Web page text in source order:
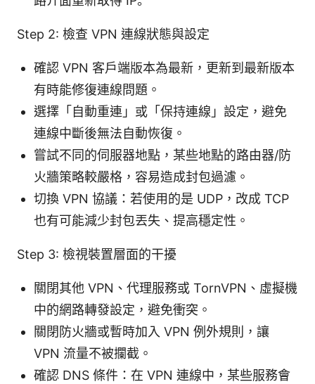
Step 2: 檢查 VPN 連線狀態與設定
確認 VPN 客戶端版本為最新，更新到最新版本
有時能修復連線問題。
選擇「自動重連」或「保持連線」設定，避免
連線中斷後無法自動恢復。
嘗試不同的伺服器地點，某些地點的路由器/防
火牆策略較嚴格，容易造成封包過濾。
切換 VPN 協議：若使用的是 UDP，改成 TCP
也有可能減少封包丟失、提高穩定性。
Step 3: 檢視裝置層面的干擾
關閉其他 VPN、代理服務或 TornVPN、虛擬機
中的網路轉發設定，避免衝突。
關閉防火牆或暫時加入 VPN 例外規則，讓
VPN 流量不被攔截。
確認 DNS 條件：在 VPN 連線中，某些服務會